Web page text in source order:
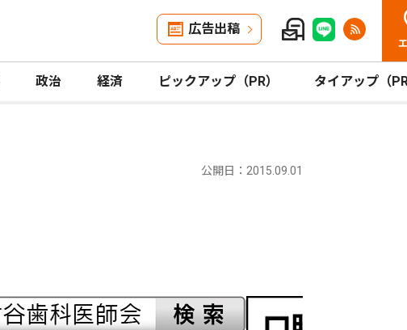
広告出稿
政治 経済 ピックアップ（PR） タイアップ（PR
公開日：2015.09.01